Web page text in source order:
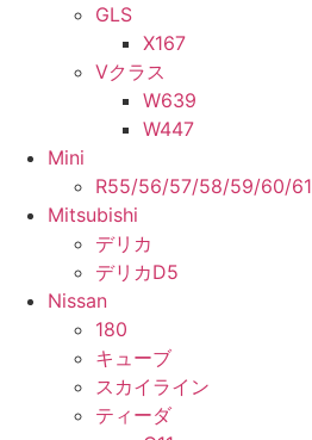
GLS
X167
Vクラス
W639
W447
Mini
R55/56/57/58/59/60/61
Mitsubishi
デリカ
デリカD5
Nissan
180
キューブ
スカイライン
ティーダ